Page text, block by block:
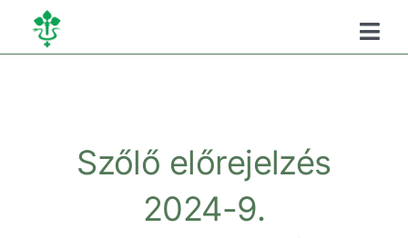
Kihagyás
KamarárólSzőlő előrejelzés
2024-9.